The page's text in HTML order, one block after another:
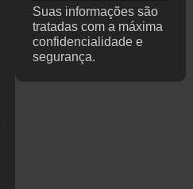
palcos
Suas informações são
tratadas com a máxima
confidencialidade e
segurança.